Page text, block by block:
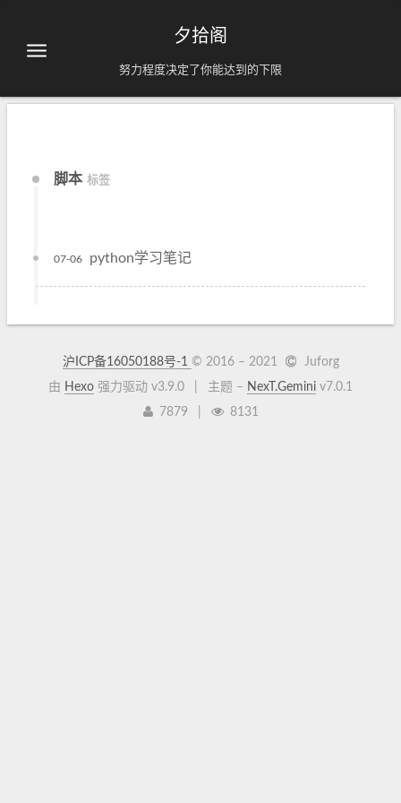
夕拾阁
努力程度决定了你能达到的下限
脚本 标签
python学习笔记
07-06
沪ICP备16050188号-1 © 2016 – 2021
Juforg
由 Hexo 强力驱动 v3.9.0 主题 – NexT.Gemini v7.0.1
7879
8131